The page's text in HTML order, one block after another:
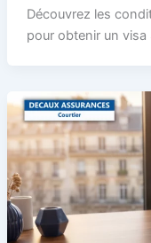
Découvrez les
pour obtenir un visa